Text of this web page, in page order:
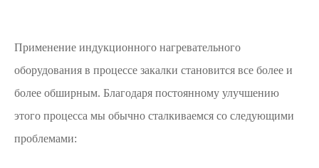
Применение индукционного нагревательного
оборудования в процессе закалки становится все более и
более обширным. Благодаря постоянному улучшению
этого процесса мы обычно сталкиваемся со следующими
проблемами: